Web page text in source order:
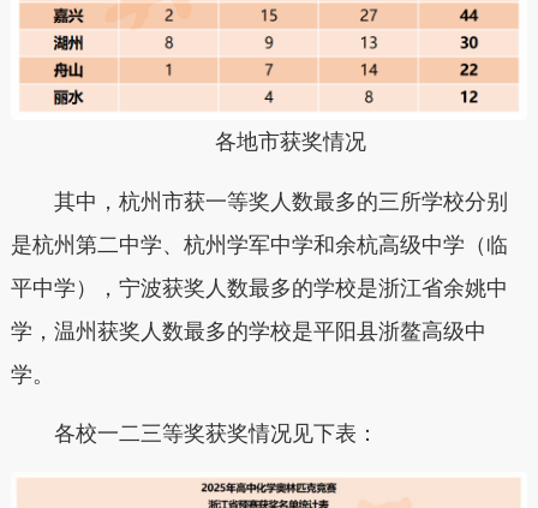
各地市获奖情况
其中，杭州市获一等奖人数最多的三所学校分别
是杭州第二中学、杭州学军中学和余杭高级中学（临
平中学），宁波获奖人数最多的学校是浙江省余姚中
学，温州获奖人数最多的学校是平阳县浙鳌高级中
学。
各校一二三等奖获奖情况见下表：